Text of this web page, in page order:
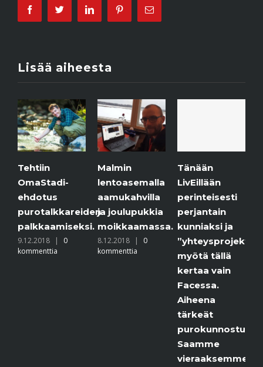
FacebookTwitter Linkedin PinterestEmail
Lisää aiheesta
0
lentoasemalla
aamukahvilla
ja joulupukkia
moikkaamassa.
8.12.2018
0
kommenttia
LivEillään
perinteisesti
perjantain
kunniaksi ja
”yhteysprojektimme”
myötä tällä
kertaa vain
purokunnostukset.
vieraaksemme
purolla.
6.12.2018
kommenttia